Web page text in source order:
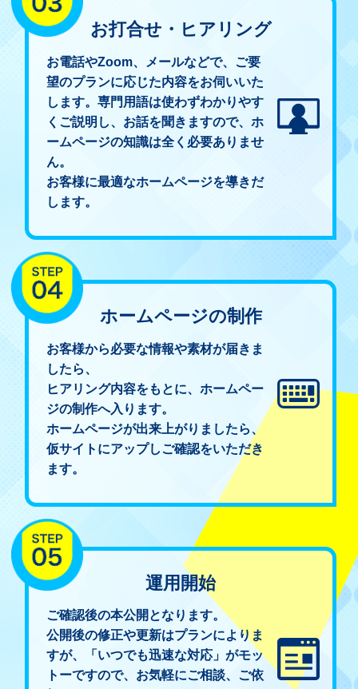
お打合せ・ヒアリング
お電話やZoom、メールなどで、ご要
望のプランに応じた内容をお伺いいた
します。専門用語は使わずわかりやす
くご説明し、お話を聞きますので、ホ
ームページの知識は全く必要ありませ
ん。
お客様に最適なホームページを導きだ
します。
ホームページの制作
お客様から必要な情報や素材が届きま
したら、
ヒアリング内容をもとに、ホームペー
ジの制作へ入ります。
ホームページが出来上がりましたら、
仮サイトにアップしご確認をいただき
ます。
運用開始
ご確認後の本公開となります。
公開後の修正や更新はプランによりま
すが、「いつでも迅速な対応」がモッ
トーですので、お気軽にご相談、ご依